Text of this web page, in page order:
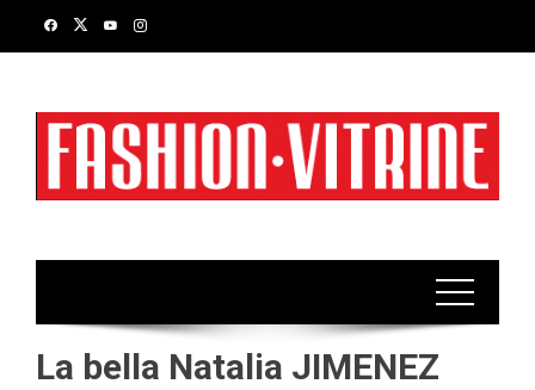
La bella Natalia JIMENEZ